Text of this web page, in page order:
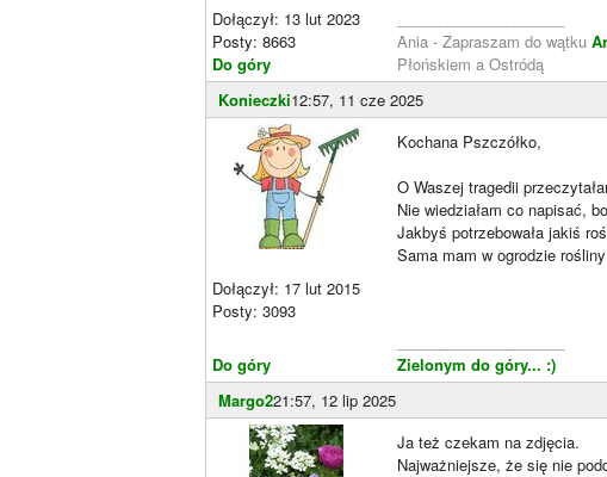
Dołączył: 13 lut 2023
Posty: 8663
Do góry
Ania - Zapraszam do wątku
Płońskiem a Ostródą
Konieczki12:57, 11 cze 2025
Dołączył: 17 lut 2015
Posty: 3093
Do góry
Kochana Pszczółko,
O Waszej tragedii
Nie wiedziałam co napisać,
Jakbyś potrzebowała jakiś
Sama mam w ogrodzie
Zielonym do góry... :)
Margo221:57, 12 lip 2025
Ja też czekam na zdjęcia.
Najważniejsze, że się nie